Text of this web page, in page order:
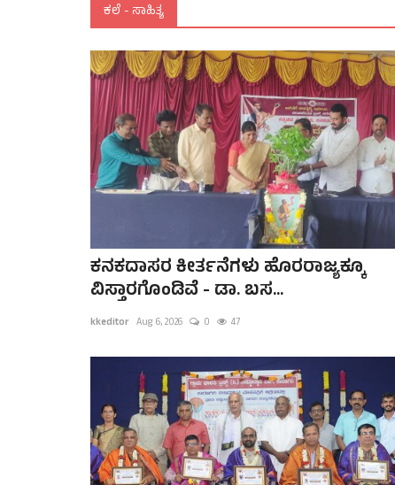
ಕಲೆ - ಸಾಹಿತ್ಯ
ಕನಕದಾಸರ ಕೀರ್ತನೆಗಳು ಹೊರರಾಜ್ಯಕ್ಕೂ
ವಿಸ್ತಾರಗೊಂಡಿವೆ - ಡಾ. ಬಸ...
kkeditor Aug 6, 2026 0 47